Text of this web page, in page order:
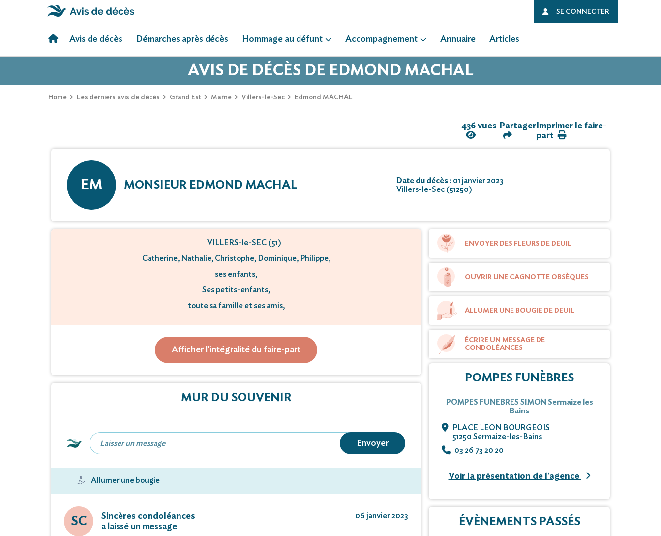
SE CONNECTER
Avis de décès Démarches après décès Hommage au défunt Accompagnement Annuaire Articles
AVIS DE DÉCÈS DE EDMOND MACHAL
Home Les derniers avis de décès Grand Est Marne Villers-le-Sec Edmond MACHAL
436 vues PartagerImprimer le faire-
part
EM MONSIEUR EDMOND MACHAL Date du décès : 01 janvier 2023
Villers-le-Sec (51250)
VILLERS-le-SEC (51)
Catherine, Nathalie, Christophe, Dominique, Philippe,
ses enfants,
Ses petits-enfants,
toute sa famille et ses amis,
M Edmond Machal
Afficher l'intégralité du faire-part
MUR DU SOUVENIR
Envoyer
Allumer une bougie
SC
Sincères condoléances
a laissé un message
06 janvier 2023
ENVOYER DES FLEURS DE DEUIL
OUVRIR UNE CAGNOTTE OBSÈQUES
ALLUMER UNE BOUGIE DE DEUIL
ÉCRIRE UN MESSAGE DE
CONDOLÉANCES
POMPES FUNÈBRES
POMPES FUNEBRES SIMON Sermaize les
Bains
PLACE LEON BOURGEOIS
51250 Sermaize-les-Bains
03 26 73 20 20
Voir la présentation de l'agence
ÉVÈNEMENTS PASSÉS